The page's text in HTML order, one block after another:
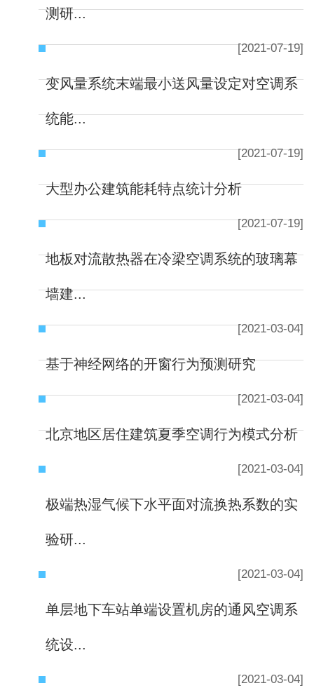
测研...
[2021-07-19]
变风量系统末端最小送风量设定对空调系
统能...
[2021-07-19]
大型办公建筑能耗特点统计分析
[2021-07-19]
地板对流散热器在冷梁空调系统的玻璃幕
墙建...
[2021-03-04]
基于神经网络的开窗行为预测研究
[2021-03-04]
北京地区居住建筑夏季空调行为模式分析
[2021-03-04]
极端热湿气候下水平面对流换热系数的实
验研...
[2021-03-04]
单层地下车站单端设置机房的通风空调系
统设...
[2021-03-04]